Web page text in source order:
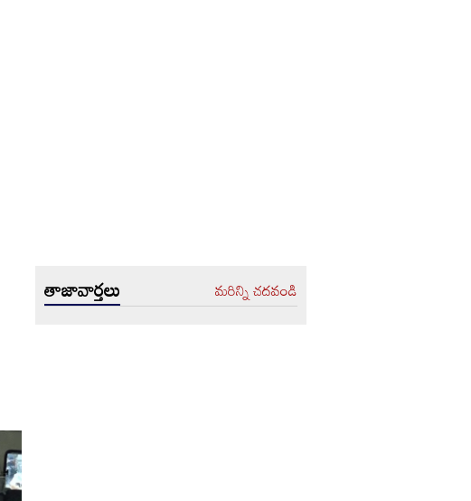
తాజావార్తలు మరిన్ని చదవండి